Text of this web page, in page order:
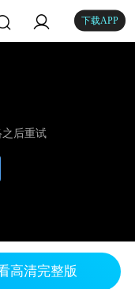
下载APP
后重试
高清完整版